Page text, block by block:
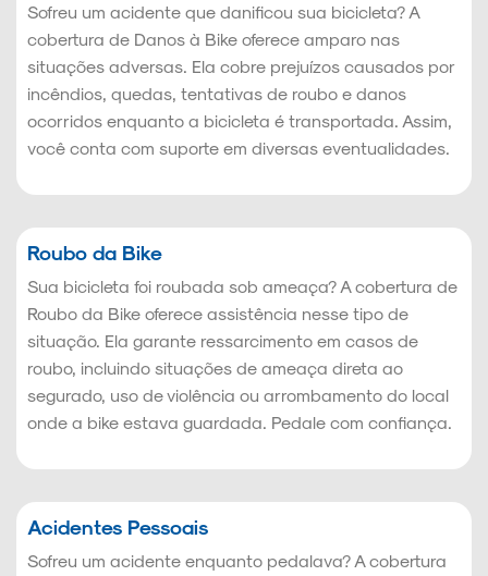
Sofreu um acidente que danificou sua bicicleta? A
cobertura de Danos à Bike oferece amparo nas
situações adversas. Ela cobre prejuízos causados por
incêndios, quedas, tentativas de roubo e danos
ocorridos enquanto a bicicleta é transportada. Assim,
você conta com suporte em diversas eventualidades.
Roubo da Bike
Sua bicicleta foi roubada sob ameaça? A cobertura de
Roubo da Bike oferece assistência nesse tipo de
situação. Ela garante ressarcimento em casos de
roubo, incluindo situações de ameaça direta ao
segurado, uso de violência ou arrombamento do local
onde a bike estava guardada. Pedale com confiança.
Acidentes Pessoais
Sofreu um acidente enquanto pedalava? A cobertura